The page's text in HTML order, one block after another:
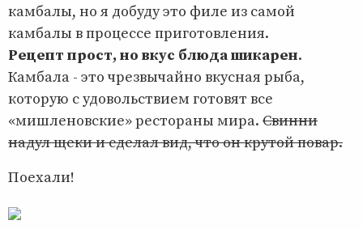
камбалы, но я добуду это филе из самой
камбалы в процессе приготовления.
Рецепт прост, но вкус блюда шикарен.
Камбала - это чрезвычайно вкусная рыба,
которую с удовольствием готовят все
«мишленовские» рестораны мира. Свинни
надул щеки и сделал вид, что он крутой повар.
Поехали!